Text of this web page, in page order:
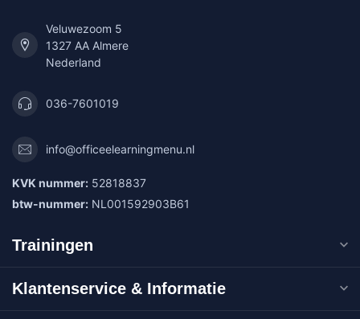
Veluwezoom 5
1327 AA Almere
Nederland
036-7601019
info@officeelearningmenu.nl
KVK nummer: 52818837
btw-nummer: NL001592903B61
Trainingen
Klantenservice & Informatie